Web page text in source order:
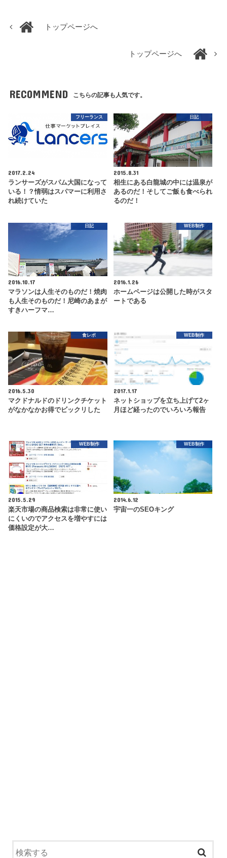
トップページへ
トップページへ
RECOMMEND こちらの記事も人気です。
フリーランス
2017.2.24
ランサーズがスパム大国になって
いる！？情弱はスパマーに利用さ
れ続けていた
日記
2015.8.31
相生にある白龍城の中には温泉が
あるのだ！そしてご飯も食べられ
るのだ！
日記
2016.10.17
マラソンは人生そのものだ！焼肉
も人生そのものだ！尼崎のあまが
すきハーフマ…
WEB制作
2016.1.26
ホームページは公開した時がスタ
ートである
食レポ
2016.5.30
マクドナルドのドリンクチケット
がなかなかお得でビックリした
WEB制作
2017.1.17
ネットショップを立ち上げて2ヶ
月ほど経ったのでいろいろ報告
WEB制作
2015.5.29
楽天市場の商品検索は非常に使い
にくいのでアクセスを増やすには
価格設定が大…
WEB制作
2014.6.12
宇宙一のSEOキング